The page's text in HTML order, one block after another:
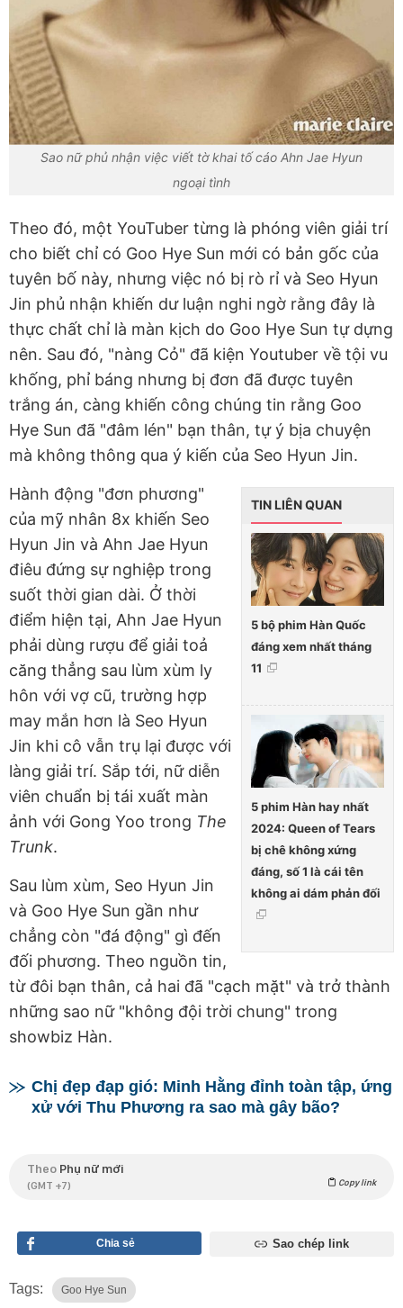
Sao nữ phủ nhận việc viết tờ khai tố cáo Ahn Jae Hyun
ngoại tình
Theo đó, một YouTuber từng là phóng viên giải trí
cho biết chỉ có Goo Hye Sun mới có bản gốc của
tuyên bố này, nhưng việc nó bị rò rỉ và Seo Hyun
Jin phủ nhận khiến dư luận nghi ngờ rằng đây là
thực chất chỉ là màn kịch do Goo Hye Sun tự dựng
nên. Sau đó, "nàng Cỏ" đã kiện Youtuber về tội vu
khống, phỉ báng nhưng bị đơn đã được tuyên
trắng án, càng khiến công chúng tin rằng Goo
Hye Sun đã "đâm lén" bạn thân, tự ý bịa chuyện
mà không thông qua ý kiến của Seo Hyun Jin.
TIN LIÊN QUAN
5 bộ phim Hàn Quốc
đáng xem nhất tháng
11
5 phim Hàn hay nhất
2024: Queen of Tears
bị chê không xứng
đáng, số 1 là cái tên
không ai dám phản đối
Hành động "đơn phương"
của mỹ nhân 8x khiến Seo
Hyun Jin và Ahn Jae Hyun
điêu đứng sự nghiệp trong
suốt thời gian dài. Ở thời
điểm hiện tại, Ahn Jae Hyun
phải dùng rượu để giải toả
căng thẳng sau lùm xùm ly
hôn với vợ cũ, trường hợp
may mắn hơn là Seo Hyun
Jin khi cô vẫn trụ lại được với
làng giải trí. Sắp tới, nữ diễn
viên chuẩn bị tái xuất màn
ảnh với Gong Yoo trong The
Trunk.
Sau lùm xùm, Seo Hyun Jin
và Goo Hye Sun gần như
chẳng còn "đá động" gì đến
đối phương. Theo nguồn tin,
từ đôi bạn thân, cả hai đã "cạch mặt" và trở thành
những sao nữ "không đội trời chung" trong
showbiz Hàn.
Chị đẹp đạp gió: Minh Hằng đỉnh toàn tập, ứng
xử với Thu Phương ra sao mà gây bão?
Theo Phụ nữ mới
(GMT +7) Copy link
Chia sẻ Sao chép link
Tags: Goo Hye Sun